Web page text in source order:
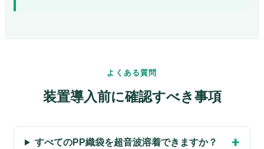
よくある質問
装置導入前に確認すべき事項
すべてのPP織袋を超音波溶着できますか？